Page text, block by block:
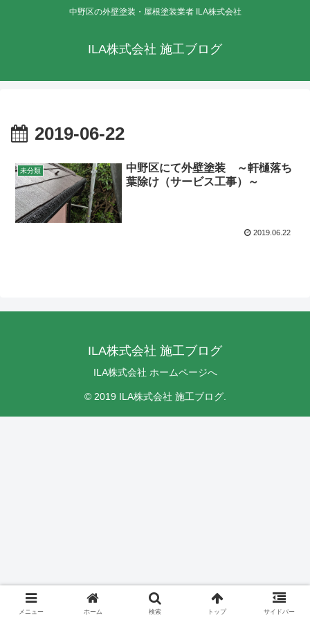
中野区の外壁塗装・屋根塗装業者 ILA株式会社
ILA株式会社 施工ブログ
2019-06-22
未分類
中野区にて外壁塗装 ～軒樋落ち
葉除け（サービス工事）～
2019.06.22
ILA株式会社 施工ブログ
ILA株式会社 ホームページへ
© 2019 ILA株式会社 施工ブログ.
メニュー ホーム 検索 トップ サイドバー